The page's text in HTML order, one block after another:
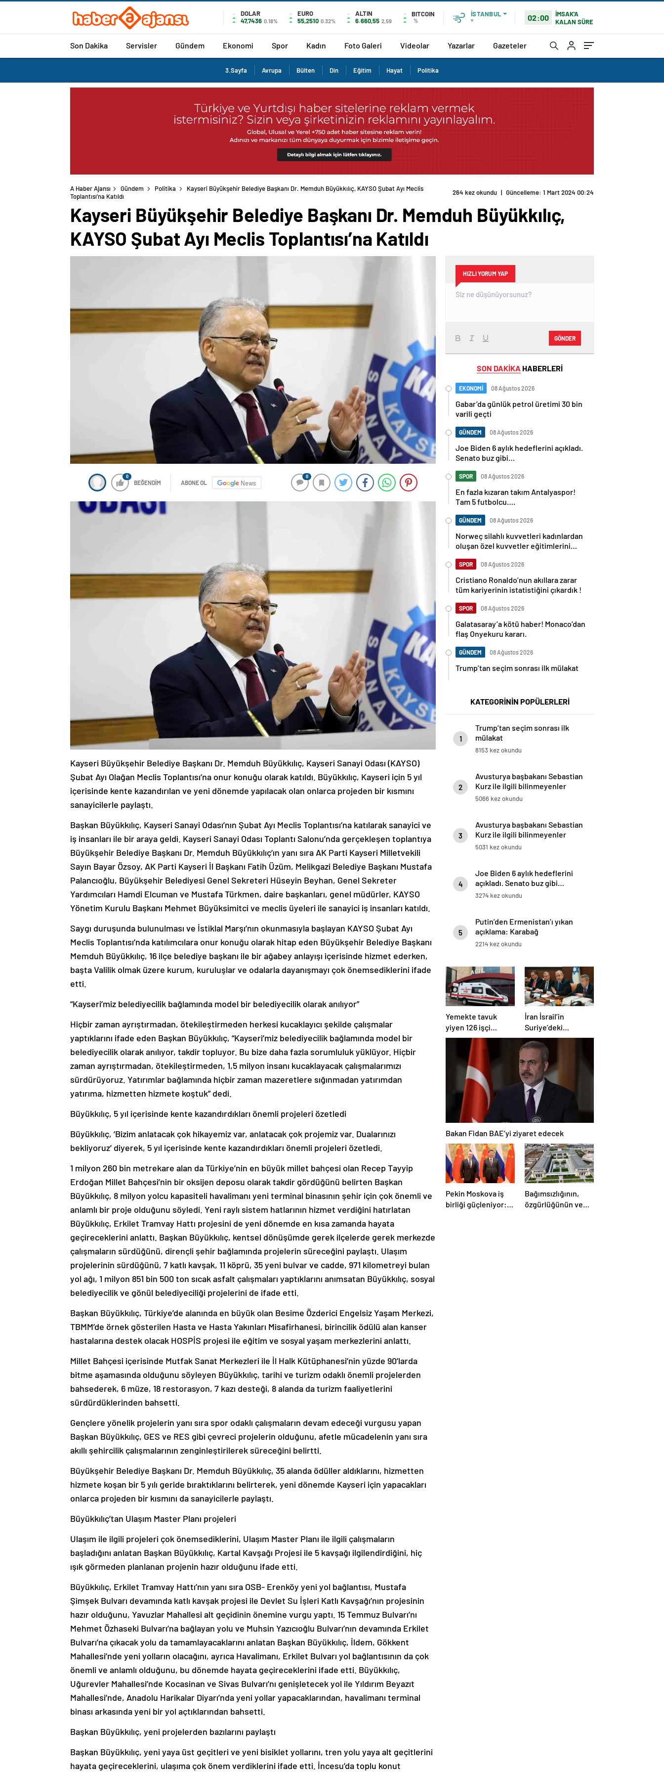
DOLAR
47,7436 0.18%
EURO
55,2510 0.32%
ALTIN
6.660,55 2,59
BITCOIN
%
İSTANBUL
°
02:00
İMSAK'A
KALAN SÜRE
Son Dakika Servisler Gündem Ekonomi Spor Kadın Foto Galeri Videolar Yazarlar Gazeteler
3.Sayfa Avrupa Bülten Din Eğitim Hayat Politika
A Haber Ajansı Gündem Politika
Kayseri Büyükşehir Belediye Başkanı Dr. Memduh Büyükkılıç, KAYSO Şubat Ayı Meclis
Toplantısı’na Katıldı
264 kez okundu | Güncelleme: 1 Mart 2024 00:24
Kayseri Büyükşehir Belediye Başkanı Dr. Memduh Büyükkılıç,
KAYSO Şubat Ayı Meclis Toplantısı’na Katıldı
0
BEĞENDİM ABONE OL News
0
Kayseri Büyükşehir Belediye Başkanı Dr. Memduh Büyükkılıç, Kayseri Sanayi Odası (KAYSO)
Şubat Ayı Olağan Meclis Toplantısı’na onur konuğu olarak katıldı. Büyükkılıç, Kayseri için 5 yıl
içerisinde kente kazandırılan ve yeni dönemde yapılacak olan onlarca projeden bir kısmını
sanayicilerle paylaştı.
Başkan Büyükkılıç, Kayseri Sanayi Odası’nın Şubat Ayı Meclis Toplantısı’na katılarak sanayici ve
iş insanları ile bir araya geldi. Kayseri Sanayi Odası Toplantı Salonu’nda gerçekleşen toplantıya
Büyükşehir Belediye Başkanı Dr. Memduh Büyükkılıç’ın yanı sıra AK Parti Kayseri Milletvekili
Sayın Bayar Özsoy, AK Parti Kayseri İl Başkanı Fatih Üzüm, Melikgazi Belediye Başkanı Mustafa
Palancıoğlu, Büyükşehir Belediyesi Genel Sekreteri Hüseyin Beyhan, Genel Sekreter
Yardımcıları Hamdi Elcuman ve Mustafa Türkmen, daire başkanları, genel müdürler, KAYSO
Yönetim Kurulu Başkanı Mehmet Büyüksimitci ve meclis üyeleri ile sanayici iş insanları katıldı.
Saygı duruşunda bulunulması ve İstiklal Marşı’nın okunmasıyla başlayan KAYSO Şubat Ayı
Meclis Toplantısı’nda katılımcılara onur konuğu olarak hitap eden Büyükşehir Belediye Başkanı
Memduh Büyükkılıç, 16 ilçe belediye başkanı ile bir ağabey anlayışı içerisinde hizmet ederken,
başta Valilik olmak üzere kurum, kuruluşlar ve odalarla dayanışmayı çok önemsediklerini ifade
etti.
“Kayseri’miz belediyecilik bağlamında model bir belediyecilik olarak anılıyor”
Hiçbir zaman ayrıştırmadan, ötekileştirmeden herkesi kucaklayıcı şekilde çalışmalar
yaptıklarını ifade eden Başkan Büyükkılıç, “Kayseri’miz belediyecilik bağlamında model bir
belediyecilik olarak anılıyor, takdir topluyor. Bu bize daha fazla sorumluluk yüklüyor. Hiçbir
zaman ayrıştırmadan, ötekileştirmeden, 1,5 milyon insanı kucaklayacak çalışmalarımızı
sürdürüyoruz. Yatırımlar bağlamında hiçbir zaman mazeretlere sığınmadan yatırımdan
yatırıma, hizmetten hizmete koştuk” dedi.
Büyükkılıç, 5 yıl içerisinde kente kazandırdıkları önemli projeleri özetledi
Büyükkılıç, ‘Bizim anlatacak çok hikayemiz var, anlatacak çok projemiz var. Dualarınızı
bekliyoruz’ diyerek, 5 yıl içerisinde kente kazandırdıkları önemli projeleri özetledi.
1 milyon 260 bin metrekare alan da Türkiye’nin en büyük millet bahçesi olan Recep Tayyip
Erdoğan Millet Bahçesi’nin bir oksijen deposu olarak takdir gördüğünü belirten Başkan
Büyükkılıç, 8 milyon yolcu kapasiteli havalimanı yeni terminal binasının şehir için çok önemli ve
anlamlı bir proje olduğunu söyledi. Yeni raylı sistem hatlarının hizmet verdiğini hatırlatan
Büyükkılıç, Erkilet Tramvay Hattı projesini de yeni dönemde en kısa zamanda hayata
geçireceklerini anlattı. Başkan Büyükkılıç, kentsel dönüşümde gerek ilçelerde gerek merkezde
çalışmaların sürdüğünü, dirençli şehir bağlamında projelerin süreceğini paylaştı. Ulaşım
projelerinin sürdüğünü, 7 katlı kavşak, 11 köprü, 35 yeni bulvar ve cadde, 971 kilometreyi bulan
yol ağı, 1 milyon 851 bin 500 ton sıcak asfalt çalışmaları yaptıklarını anımsatan Büyükkılıç, sosyal
belediyecilik ve gönül belediyeciliği projelerini de ifade etti.
Başkan Büyükkılıç, Türkiye’de alanında en büyük olan Besime Özderici Engelsiz Yaşam Merkezi,
TBMM’de örnek gösterilen Hasta ve Hasta Yakınları Misafirhanesi, birincilik ödülü alan kanser
hastalarına destek olacak HOSPİS projesi ile eğitim ve sosyal yaşam merkezlerini anlattı.
Millet Bahçesi içerisinde Mutfak Sanat Merkezleri ile İl Halk Kütüphanesi’nin yüzde 90’larda
bitme aşamasında olduğunu söyleyen Büyükkılıç, tarihi ve turizm odaklı önemli projelerden
bahsederek, 6 müze, 18 restorasyon, 7 kazı desteği, 8 alanda da turizm faaliyetlerini
sürdürdüklerinden bahsetti.
Gençlere yönelik projelerin yanı sıra spor odaklı çalışmaların devam edeceği vurgusu yapan
Başkan Büyükkılıç, GES ve RES gibi çevreci projelerin olduğunu, afetle mücadelenin yanı sıra
akıllı şehircilik çalışmalarının zenginleştirilerek süreceğini belirtti.
Büyükşehir Belediye Başkanı Dr. Memduh Büyükkılıç, 35 alanda ödüller aldıklarını, hizmetten
hizmete koşan bir 5 yılı geride bıraktıklarını belirterek, yeni dönemde Kayseri için yapacakları
onlarca projeden bir kısmını da sanayicilerle paylaştı.
Büyükkılıç’tan Ulaşım Master Planı projeleri
Ulaşım ile ilgili projeleri çok önemsediklerini, Ulaşım Master Planı ile ilgili çalışmaların
başladığını anlatan Başkan Büyükkılıç, Kartal Kavşağı Projesi ile 5 kavşağı ilgilendirdiğini, hiç
ışık görmeden planlanan projenin hazır olduğunu ifade etti.
Büyükkılıç, Erkilet Tramvay Hattı’nın yanı sıra OSB- Erenköy yeni yol bağlantısı, Mustafa
Şimşek Bulvarı devamında katlı kavşak projesi ile Devlet Su İşleri Katlı Kavşağı’nın projesinin
hazır olduğunu, Yavuzlar Mahallesi alt geçidinin önemine vurgu yaptı. 15 Temmuz Bulvarı’nı
Mehmet Özhaseki Bulvarı’na bağlayan yolu ve Muhsin Yazıcıoğlu Bulvarı’nın devamında Erkilet
Bulvarı’na çıkacak yolu da tamamlayacaklarını anlatan Başkan Büyükkılıç, İldem, Gökkent
Mahallesi’nde yeni yolların olacağını, ayrıca Havalimanı, Erkilet Bulvarı yol bağlantısının da çok
önemli ve anlamlı olduğunu, bu dönemde hayata geçireceklerini ifade etti. Büyükkılıç,
Uğurevler Mahallesi’nde Kocasinan ve Sivas Bulvarı’nı genişletecek yol ile Yıldırım Beyazıt
Mahallesi’nde, Anadolu Harikalar Diyarı’nda yeni yollar yapacaklarından, havalimanı terminal
binası arkasında yeni bir yol açtıklarından bahsetti.
Başkan Büyükkılıç, yeni projelerden bazılarını paylaştı
Başkan Büyükkılıç, yeni yaya üst geçitleri ve yeni bisiklet yollarını, tren yolu yaya alt geçitlerini
hayata geçireceklerini, ulaşıma çok önem verdiklerini ifade etti. İncesu’da toplu konut
HIZLI YORUM YAP
GÖNDER
SON DAKİKA HABERLERİ
EKONOMİ 08 Ağustos 2026
Gabar’da günlük petrol üretimi 30 bin
varili geçti
GÜNDEM 08 Ağustos 2026
Joe Biden 6 aylık hedeflerini açıkladı.
Senato buz gibi…
SPOR 08 Ağustos 2026
En fazla kızaran takım Antalyaspor!
Tam 5 futbolcu….
GÜNDEM 08 Ağustos 2026
Norweç silahlı kuvvetleri kadınlardan
oluşan özel kuvvetler eğitimlerini
SPOR 08 Ağustos 2026
Cristiano Ronaldo’nun akıllara zarar
tüm kariyerinin istatistiğini çıkardık !
SPOR 08 Ağustos 2026
Galatasaray’a kötü haber! Monaco’dan
flaş Onyekuru kararı.
GÜNDEM 08 Ağustos 2026
Trump’tan seçim sonrası ilk mülakat
KATEGORİNİN POPÜLERLERİ
1
Trump’tan seçim sonrası ilk
mülakat
8153 kez okundu
2
Avusturya başbakanı Sebastian
Kurz ile ilgili bilinmeyenler
5066 kez okundu
3
Avusturya başbakanı Sebastian
Kurz ile ilgili bilinmeyenler
5031 kez okundu
4
Joe Biden 6 aylık hedeflerini
açıkladı. Senato buz gibi…
3274 kez okundu
5
Putin’den Ermenistan’ı yıkan
açıklama: Karabağ
Azerbaycan’ın ayrılmaz bir
2214 kez okundu
Yemekte tavuk
yiyen 126 işçi
hastanelik oldu
İran İsrail’in
Suriye’deki
saldırılarını kınadı
Bakan Fidan BAE’yi ziyaret edecek
Pekin Moskova iş
birliği güçleniyor:
Bağımsızlığının,
özgürlüğünün ve